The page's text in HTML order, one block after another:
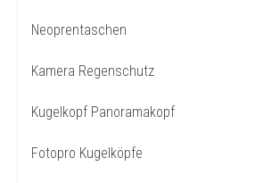
Neoprentaschen
Kamera Regenschutz
Kugelkopf Panoramakopf
Fotopro Kugelköpfe